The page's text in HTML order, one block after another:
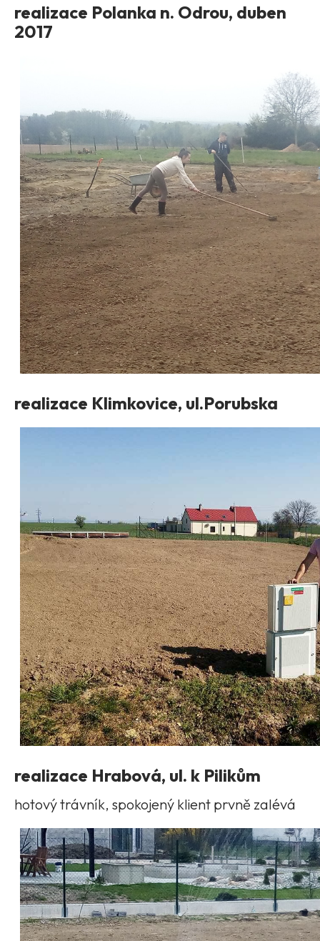
realizace Polanka n. Odrou, duben
2017
realizace Klimkovice, ul.Porubska
realizace Hrabová, ul. k Pilikům
hotový trávník, spokojený klient prvně zalévá